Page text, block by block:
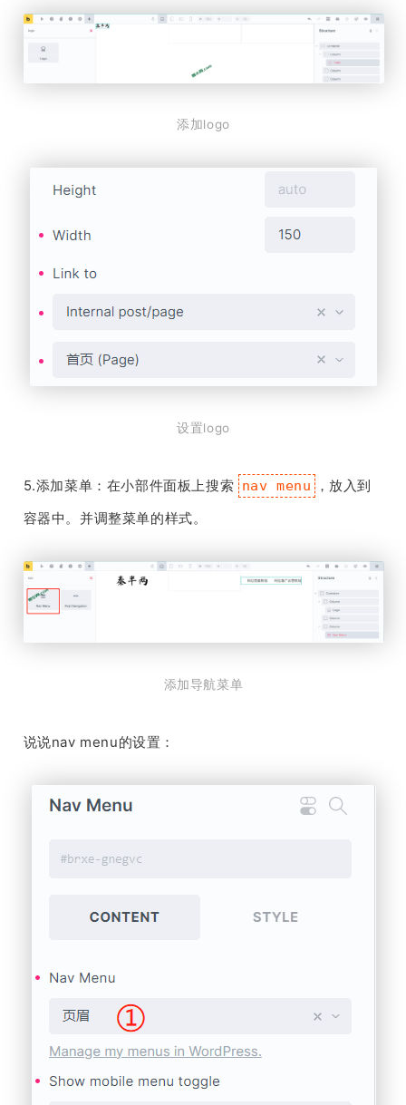
添加logo
设置logo
5.添加菜单：在小部件面板上搜索 nav menu ，放入到
容器中。并调整菜单的样式。
添加导航菜单
说说nav menu的设置：